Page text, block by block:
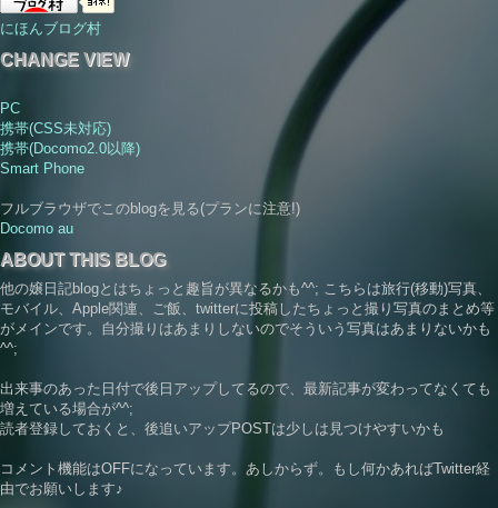
にほんブログ村
CHANGE VIEW
PC
携帯(CSS未対応)
携帯(Docomo2.0以降)
Smart Phone
フルブラウザでこのblogを見る(プランに注意!)
Docomo au
ABOUT THIS BLOG
他の嬢日記blogとはちょっと趣旨が異なるかも^^; こちらは旅行(移動)写真、
モバイル、Apple関連、ご飯、twitterに投稿したちょっと撮り写真のまとめ等
がメインです。自分撮りはあまりしないのでそういう写真はあまりないかも
^^;
出来事のあった日付で後日アップしてるので、最新記事が変わってなくても
増えている場合が^^;
読者登録しておくと、後追いアップPOSTは少しは見つけやすいかも
コメント機能はOFFになっています。あしからず。もし何かあればTwitter経
由でお願いします♪